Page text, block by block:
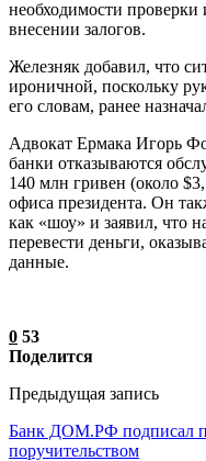
необходимости проверки
внесении залогов.
Железняк добавил, что
ироничной, поскольку
его словам, ранее
Адвокат Ермака Игорь
банки отказываются
140 млн гривен (около
офиса президента. Он
как «шоу» и заявил, что
перевести деньги,
данные.
0 53
Поделится
Предыдущая запись
Банк ДОМ.РФ подписал
поручительством